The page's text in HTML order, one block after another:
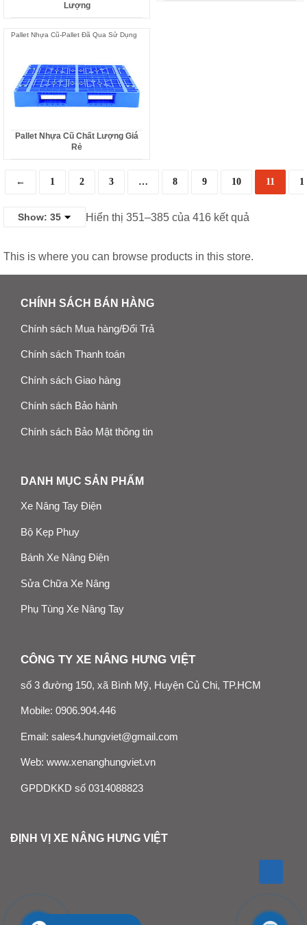
Lượng
Pallet Nhựa Cũ-Pallet Đã Qua Sử Dụng
Pallet Nhựa Cũ Chất Lượng Giá
Rẻ
← 1 2 3 … 8 9 10 11
Hiển thị 351–385 của 416 kết quả
This is where you can browse products in this store.
CHÍNH SÁCH BÁN HÀNG
Chính sách Mua hàng/Đổi Trả
Chính sách Thanh toán
Chính sách Giao hàng
Chính sách Bảo hành
Chính sách Bảo Mật thông tin
DANH MỤC SẢN PHẨM
Xe Nâng Tay Điện
Bộ Kẹp Phuy
Bánh Xe Nâng Điện
Sửa Chữa Xe Nâng
Phụ Tùng Xe Nâng Tay
CÔNG TY XE NÂNG HƯNG VIỆT
số 3 đường 150, xã Bình Mỹ, Huyện Củ Chi, TP.HCM
Mobile: 0906.904.446
Email: sales4.hungviet@gmail.com
Web: www.xenanghungviet.vn
GPDDKKD số 0314088823
ĐỊNH VỊ XE NÂNG HƯNG VIỆT